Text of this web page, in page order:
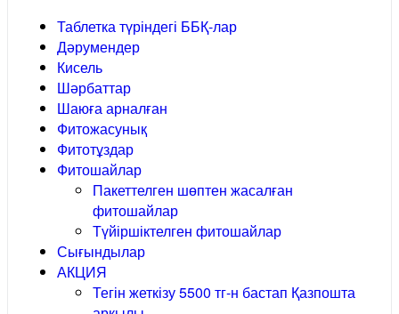
Таблетка түріндегі ББҚ-лар
Дәрумендер
Кисель
Шәрбаттар
Шаюға арналған
Фитожасунық
Фитотұздар
Фитошайлар
Пакеттелген шөптен жасалған
фитошайлар
Түйіршіктелген фитошайлар
Сығындылар
АКЦИЯ
Тегін жеткізу 5500 тг-н бастап Қазпошта